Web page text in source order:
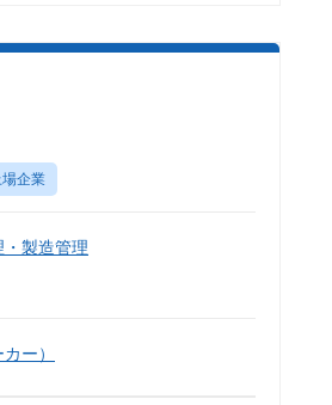
企業
製造管理
ー）